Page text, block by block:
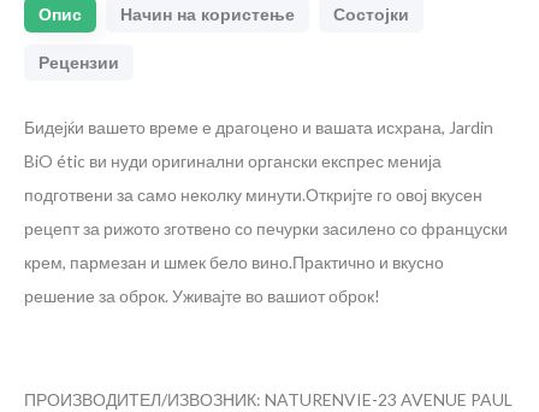
Опис Начин на користење Состојки
Рецензии
Бидејќи вашето време е драгоцено и вашата исхрана, Jardin
BiO étic ви нуди оригинални органски експрес менија
подготвени за само неколку минути.Откријте го овој вкусен
рецепт за рижото зготвено со печурки засилено со француски
крем, пармезан и шмек бело вино.Практично и вкусно
решение за оброк. Уживајте во вашиот оброк!
ПРОИЗВОДИТЕЛ/ИЗВОЗНИК: NATURENVIE-23 AVENUE PAUL